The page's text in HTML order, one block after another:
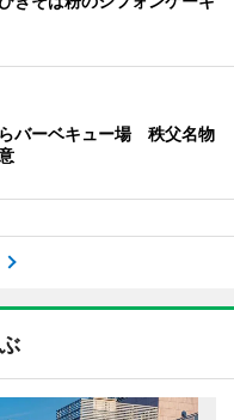
バーベキュー場 秩父名物